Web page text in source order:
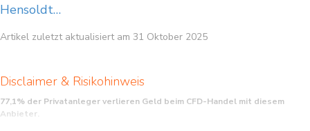
Hensoldt…
Artikel zuletzt aktualisiert am 31 Oktober 2025
Disclaimer & Risikohinweis
77,1% der Privatanleger verlieren Geld beim CFD-Handel mit diesem
Anbieter.